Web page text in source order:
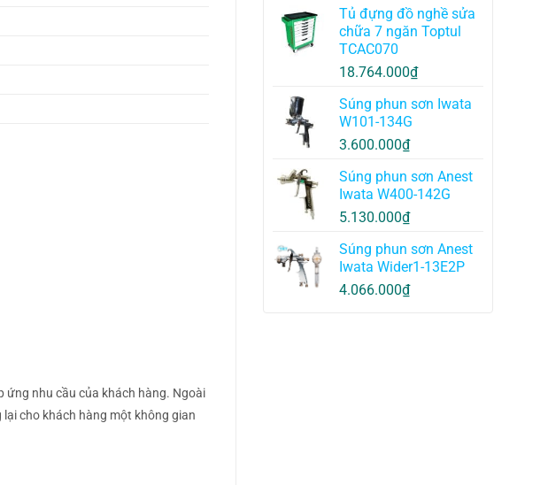
Tủ đựng đồ nghề sửa
chữa 7 ngăn Toptul
TCAC070
18.764.000₫
Súng phun sơn Iwata
W101-134G
3.600.000₫
Súng phun sơn Anest
Iwata W400-142G
5.130.000₫
Súng phun sơn Anest
Iwata Wider1-13E2P
4.066.000₫
nhu cầu của khách hàng. Ngoài
cho khách hàng một không gian